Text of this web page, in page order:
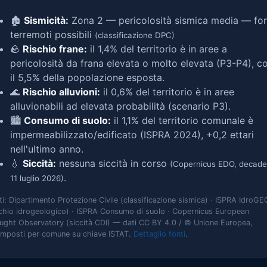
🏚️ Sismicità: Zona 2 — pericolosità sismica media —
terremoti possibili (classificazione DPC)
🪨 Rischio frane: il 1,4% del territorio è in aree a
pericolosità da frana elevata o molto elevata (P3-P4),
il 5,5% della popolazione esposta.
🌊 Rischio alluvioni: il 0,6% del territorio è in aree
alluvionabili ad elevata probabilità (scenario P3).
🏙️ Consumo di suolo: il 1,1% del territorio comunale è
impermeabilizzato/edificato (ISPRA 2024), +0,2 ettari
nell'ultimo anno.
💧 Siccità: nessuna siccità in corso (Copernicus EDO,
11 luglio 2026).
Dipartimento Protezione Civile (classificazione sismica) · ISPRA
idrogeologico) · ISPRA Consumo di suolo · Copernicus European
Observatory (siccità CDI) — dati CC BY 4.0 / © Unione Europea,
per comune su chiave ISTAT. Dettaglio fonti.